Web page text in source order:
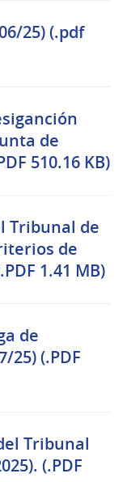
25) (.pdf
de
510.16 KB)
Tribunal de
de
1.41 MB)
de
25) (.PDF
Tribunal
(.PDF